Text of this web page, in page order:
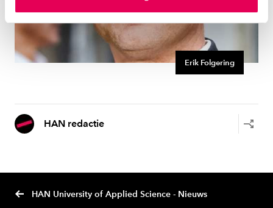
instellen welke cookies we plaatsen. Je kunt je
toestemming altijd wijzigen of intrekken via
onscookiestatement.
Erik Folgering
HAN redactie
HAN University of Applied Science - Nieuws